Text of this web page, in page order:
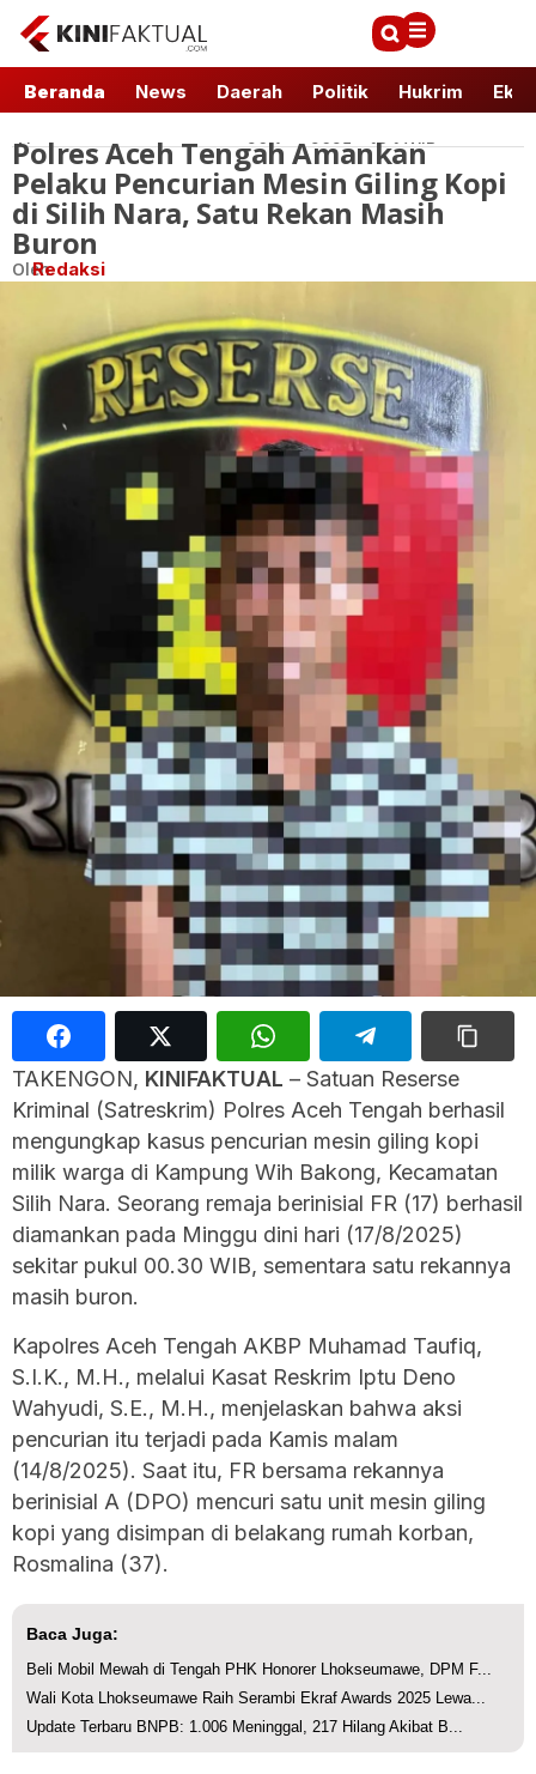
Beranda News Daerah Politik Hukrim
News 20 Agu 2025 - 19:1 WIB
Polres Aceh Tengah Amankan
Pelaku Pencurian Mesin Giling Kopi
di Silih Nara, Satu Rekan Masih
Buron
OlehRedaksi
TAKENGON, KINIFAKTUAL – Satuan Reserse
Kriminal (Satreskrim) Polres Aceh Tengah berhasil
mengungkap kasus pencurian mesin giling kopi
milik warga di Kampung Wih Bakong, Kecamatan
Silih Nara. Seorang remaja berinisial FR (17) berhasil
diamankan pada Minggu dini hari (17/8/2025)
sekitar pukul 00.30 WIB, sementara satu rekannya
masih buron.
Kapolres Aceh Tengah AKBP Muhamad Taufiq,
S.I.K., M.H., melalui Kasat Reskrim Iptu Deno
Wahyudi, S.E., M.H., menjelaskan bahwa aksi
pencurian itu terjadi pada Kamis malam
(14/8/2025). Saat itu, FR bersama rekannya
berinisial A (DPO) mencuri satu unit mesin giling
kopi yang disimpan di belakang rumah korban,
Rosmalina (37).
Baca Juga:
Beli Mobil Mewah di Tengah PHK Honorer Lhokseumawe, DPM F...
Wali Kota Lhokseumawe Raih Serambi Ekraf Awards 2025 Lewa...
Update Terbaru BNPB: 1.006 Meninggal, 217 Hilang Akibat B...